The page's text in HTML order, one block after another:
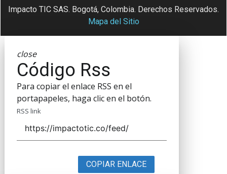
Impacto TIC SAS. Bogotá, Colombia. Derechos Reservados.
Mapa del Sitio
close
Código Rss
Para copiar el enlace RSS en el
portapapeles, haga clic en el botón.
RSS link
COPIAR ENLACE